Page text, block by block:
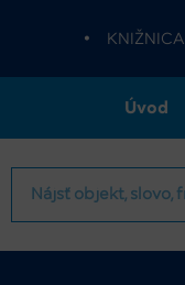
• KNIŽNICA
Úvod